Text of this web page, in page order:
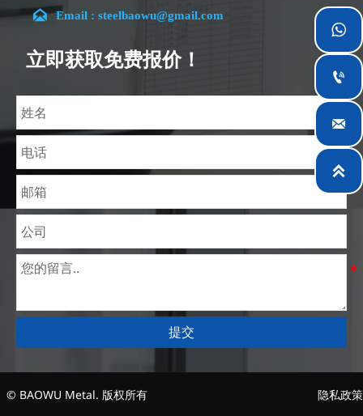
市。团队深耕行业14余年，在各类硅钢项目上具有丰
富经验，熟悉CE、SGS等多种硅钢标准。我们可根据
特殊需求进行设计定制，并确保安全性、高效性及合
理价格。目前我们已逐步扩展至五座专业配送仓库和
钢材加工设施，为全球采矿、建筑、工程及通用制造
业提供专业服务。
 Email : steelbaowu@gmail.com
立即获取免费报价！
提交
© BAOWU Metal. 版权所有 隐私政策



